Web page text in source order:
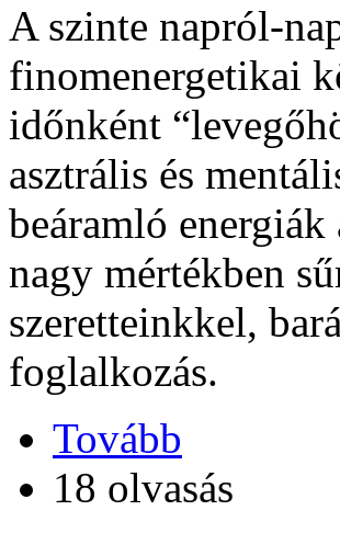
A szinte napról-
finomenergetikai
időnként
asztrális és
beáramló
nagy mértékben
szeretteinkkel,
foglalkozás.
Tovább
18 olvasás